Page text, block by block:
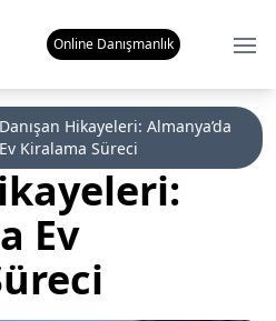
Online Danışmanlık
Danışan Hikayeleri: Almanya’da
Ev Kiralama Süreci
Ev